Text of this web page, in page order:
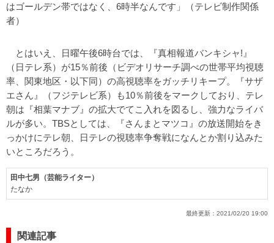
はゴールデン帯ではなく、6時半なんです」（テレビ制作関係
者）
とはいえ、日曜午後6時台では、『真相報道バンキシャ!』
（日テレ系）が15％前後（ビデオリサーチ調べの世帯平均視聴
率、関東地区・以下同）の高視聴率をガッチリキープ。『サザ
エさん』（フジテレビ系）も10％前後をマークしており、テレ
朝は『相葉マナブ』の拡大でてこ入れを図るし、強力なライバ
ルが多い。TBSとしては、『さんまとマツコ』の放送開始をき
っかけにテレ朝、日テレの視聴率争奪戦になんとか割り込みた
いところだろう。
田中七男（芸能ライター）
たなか
最終更新： 2021/02/20 19:00
関連記事